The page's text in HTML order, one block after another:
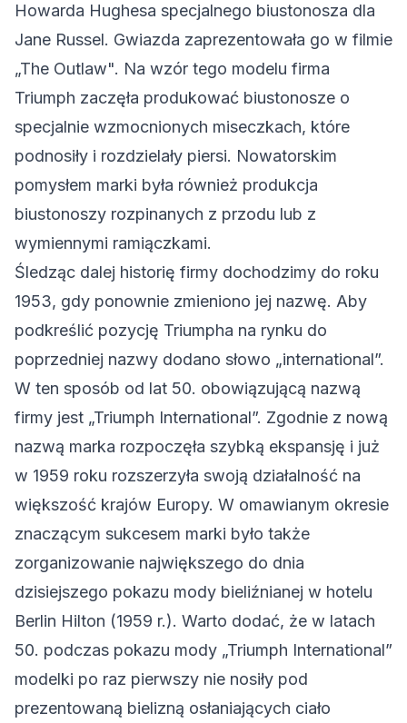
Howarda Hughesa specjalnego biustonosza dla
Jane Russel. Gwiazda zaprezentowała go w filmie
„The Outlaw". Na wzór tego modelu firma
Triumph zaczęła produkować biustonosze o
specjalnie wzmocnionych miseczkach, które
podnosiły i rozdzielały piersi. Nowatorskim
pomysłem marki była również produkcja
biustonoszy rozpinanych z przodu lub z
wymiennymi ramiączkami.
Śledząc dalej historię firmy dochodzimy do roku
1953, gdy ponownie zmieniono jej nazwę. Aby
podkreślić pozycję Triumpha na rynku do
poprzedniej nazwy dodano słowo „international”.
W ten sposób od lat 50. obowiązującą nazwą
firmy jest „Triumph International”. Zgodnie z nową
nazwą marka rozpoczęła szybką ekspansję i już
w 1959 roku rozszerzyła swoją działalność na
większość krajów Europy. W omawianym okresie
znaczącym sukcesem marki było także
zorganizowanie największego do dnia
dzisiejszego pokazu mody bieliźnianej w hotelu
Berlin Hilton (1959 r.). Warto dodać, że w latach
50. podczas pokazu mody „Triumph International”
modelki po raz pierwszy nie nosiły pod
prezentowaną bielizną osłaniających ciało